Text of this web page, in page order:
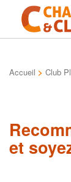
Accueil > Club
et